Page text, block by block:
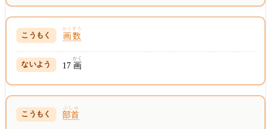
画数
かくすう
17画
かく
部首
ぶしゅ